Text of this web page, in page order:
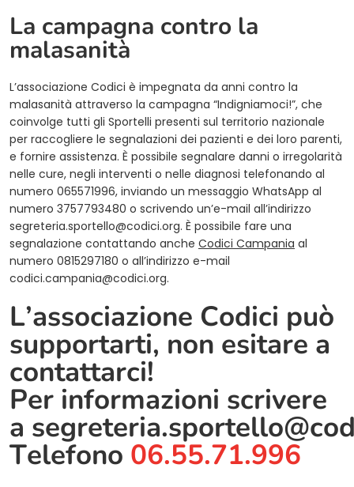
La campagna contro la
malasanità
L’associazione Codici è impegnata da anni contro la
malasanità attraverso la campagna “Indigniamoci!”, che
coinvolge tutti gli Sportelli presenti sul territorio nazionale
per raccogliere le segnalazioni dei pazienti e dei loro parenti,
e fornire assistenza. È possibile segnalare danni o irregolarità
nelle cure, negli interventi o nelle diagnosi telefonando al
numero 065571996, inviando un messaggio WhatsApp al
numero 3757793480 o scrivendo un’e-mail all’indirizzo
segreteria.sportello@codici.org. È possibile fare una
segnalazione contattando anche Codici Campania al
numero 0815297180 o all’indirizzo e-mail
codici.campania@codici.org.
L’associazione Codici può
supportarti, non esitare a
contattarci!
Per informazioni scrivere
a
Telefono 06.55.71.996